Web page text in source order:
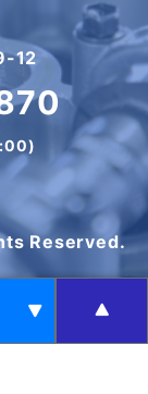
12
Reserved.